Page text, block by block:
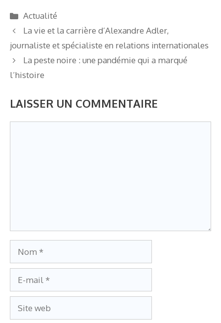
monarchies du
Golfe
relations
internationales
Catégories
Actualité
La vie et la carrière d’Alexandre Adler,
journaliste et spécialiste en relations internationales
La peste noire : une pandémie qui a marqué
l’histoire
LAISSER UN COMMENTAIRE